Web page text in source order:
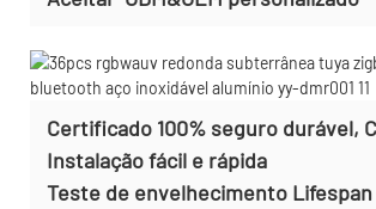
Certificado 100% seguro durável,
Instalação fácil e rápida
Teste de envelhecimento